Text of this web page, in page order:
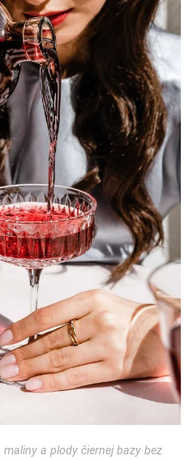
maliny a plody čiernej bazy bez